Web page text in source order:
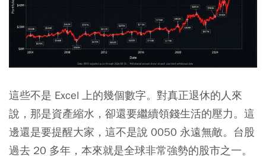
這些不是 Excel 上的幾個數字。對真正退休的人來
說，那是資產縮水，卻還要繼續領錢生活的壓力。這
邊還是要提醒大家，這不是說 0050 永遠無敵。台股
過去 20 多年，本來就是全球非常強勢的股市之一。